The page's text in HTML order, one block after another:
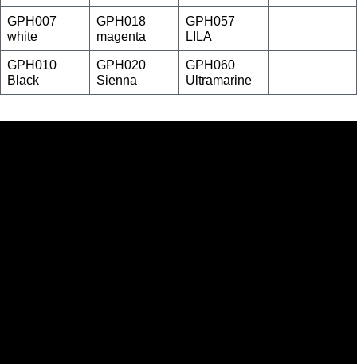
GPH007
white
GPH018
magenta
GPH057
LILA
GPH010
Black
GPH020
Sienna
GPH060
Ultramarine